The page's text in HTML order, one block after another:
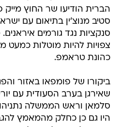
הברית הודיעו שר החוץ
סטיב מנוצ'ין בתיאום עם
סנקציות נגד גורמים
צפויות להיות מוטלות כמעט
כהונת טראמפ.
ביקורו של פומפאו באזור
שאירגן בערב הסעודית עם
סלמאן וראש הממשלה
היו גם כן כחלק מהמאמץ